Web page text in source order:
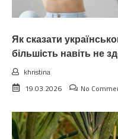
Як сказати
більшість навіть не
khristina
19.03.2026
No